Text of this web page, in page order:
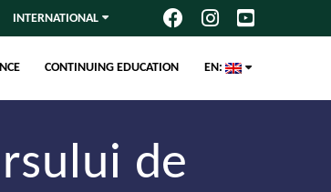
INTERNATIONAL
CONTINUING EDUCATION EN:
de